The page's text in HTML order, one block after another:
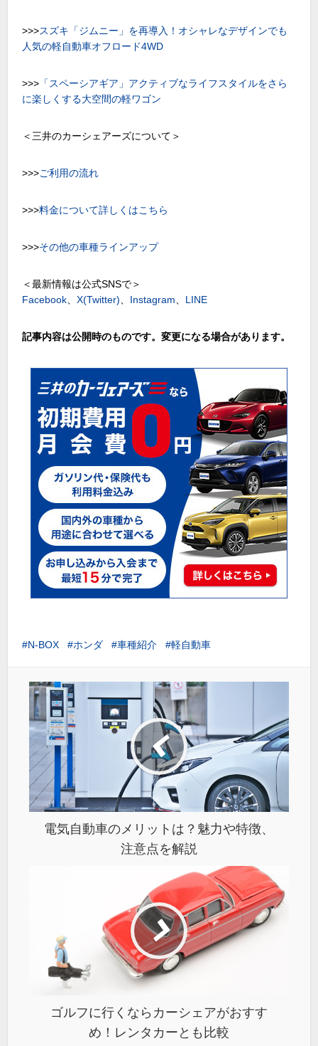
>>>スズキ「ジムニー」を再導入！オシャレなデザインでも
人気の軽自動車オフロード4WD
>>> 「スペーシアギア」アクティブなライフスタイルをさら
に楽しくする大空間の軽ワゴン
＜三井のカーシェアーズについて＞
>>>ご利用の流れ
>>>料金について詳しくはこちら
>>>その他の車種ラインアップ
＜最新情報は公式SNSで＞
Facebook 、X(Twitter) Instagram LINE
記事内容は公開時のものです。変更になる場合があります。
N-BOX ホンダ 車種紹介 軽自動車
電気自動車のメリットは？魅力や特徴、
注意点を解説
ゴルフに行くならカーシェアがおすす
め！レンタカーとも比較